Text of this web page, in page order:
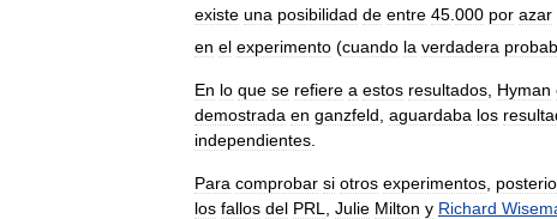
existe una posibilidad de entre 45 000 por azar
en el experimento (cuando la verdadera
En lo que se refiere a estos resultados Hyman
demostrada en ganzfeld aguardaba los
independientes
Para comprobar si otros experimentos
los fallos del PRL Julie Milton y Richard